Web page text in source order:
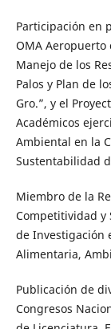
Participación en
OMA Aeropuerto
Manejo de los
Palos y Plan de
Gro.”, y el
Académicos
Ambiental en la
Sustentabilidad
Miembro de la
Competitividad y
de Investigación
Alimentaria,
Publicación de
Congresos